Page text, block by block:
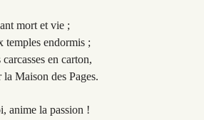
mort et vie ;
temples endormis ;
en carton,
la Maison des Pages.
anime la passion !